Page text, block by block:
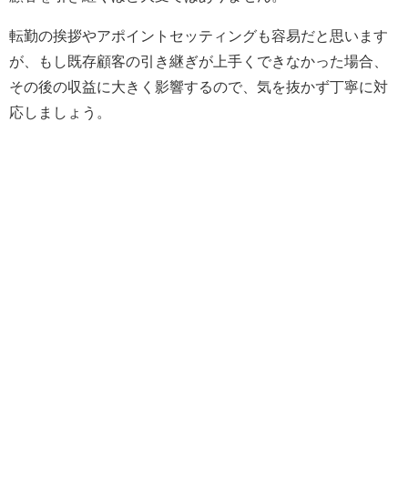
転勤の挨拶やアポイントセッティングも容易だと思います
が、もし既存顧客の引き継ぎが上手くできなかった場合、
その後の収益に大きく影響するので、気を抜かず丁寧に対
応しましょう。